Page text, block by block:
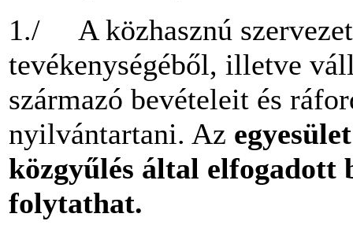
1./ A közhasznú
tevékenységéből, illetve
származó bevételeit és
nyilvántartani. Az
közgyűlés által elfogadott
folytathat.